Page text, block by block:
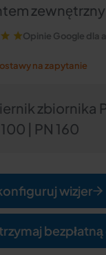
Opinie Google dla
na zapytanie
zbiornika
| PN 160
wizjer